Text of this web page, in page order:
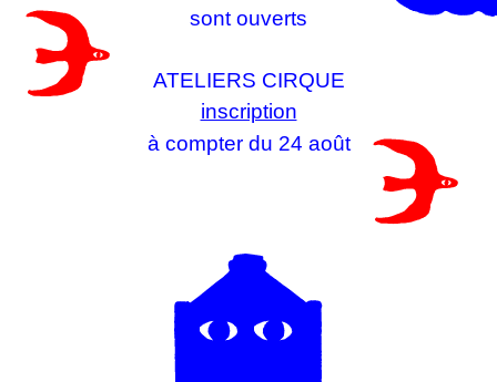
sont ouverts
ATELIERS CIRQUE
inscription
à compter du 24 août